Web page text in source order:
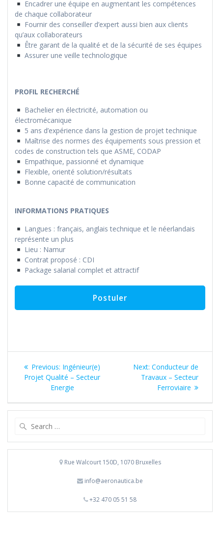
Encadrer une équipe en augmentant les compétences
de chaque collaborateur
Fournir des conseiller d’expert aussi bien aux clients
qu’aux collaborateurs
Être garant de la qualité et de la sécurité de ses équipes
Assurer une veille technologique
PROFIL RECHERCHÉ
Bachelier en électricité, automation ou
électromécanique
5 ans d’expérience dans la gestion de projet technique
Maîtrise des normes des équipements sous pression et
codes de construction tels que ASME, CODAP
Empathique, passionné et dynamique
Flexible, orienté solution/résultats
Bonne capacité de communication
INFORMATIONS PRATIQUES
Langues : français, anglais technique et le néerlandais
représente un plus
Lieu : Namur
Contrat proposé : CDI
Package salarial complet et attractif
Navigation
l’article
Previous: Previous
post:
Ingénieur(e)
Projet Qualité – Secteur
Energie
Next: Next
post:
Conducteur de
Travaux – Secteur
Ferroviaire
Rue Walcourt 150D, 1070 Bruxelles
info@aeronautica.be
+32 470 05 51 58